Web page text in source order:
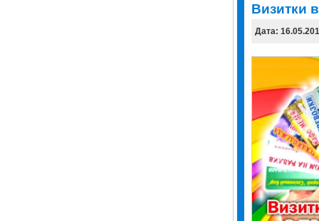
Визитки
Дата: